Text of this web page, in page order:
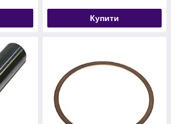
Купити